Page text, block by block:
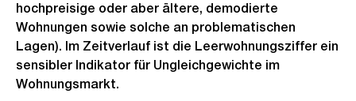
hochpreisige oder aber ältere, demodierte
Wohnungen sowie solche an problematischen
Lagen). Im Zeitverlauf ist die Leerwohnungsziffer ein
sensibler Indikator für Ungleichgewichte im
Wohnungsmarkt.